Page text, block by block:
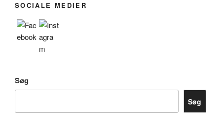
SOCIALE MEDIER
Søg
Søg